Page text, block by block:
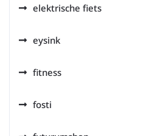
elektrische fiets
eysink
fitness
fosti